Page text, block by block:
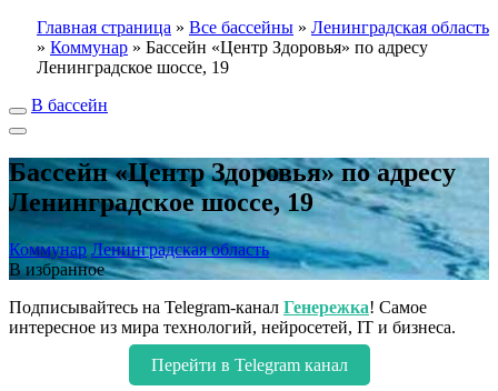
Главная страница » Все бассейны » Ленинградская область
» Коммунар » Бассейн «Центр Здоровья» по адресу
Ленинградское шоссе, 19
В бассейн
Бассейн «Центр Здоровья» по адресу
Ленинградское шоссе, 19
Коммунар Ленинградская область
В избранное
Подписывайтесь на Telegram-канал Генережка! Самое
интересное из мира технологий, нейросетей, IT и бизнеса.
Перейти в Telegram канал